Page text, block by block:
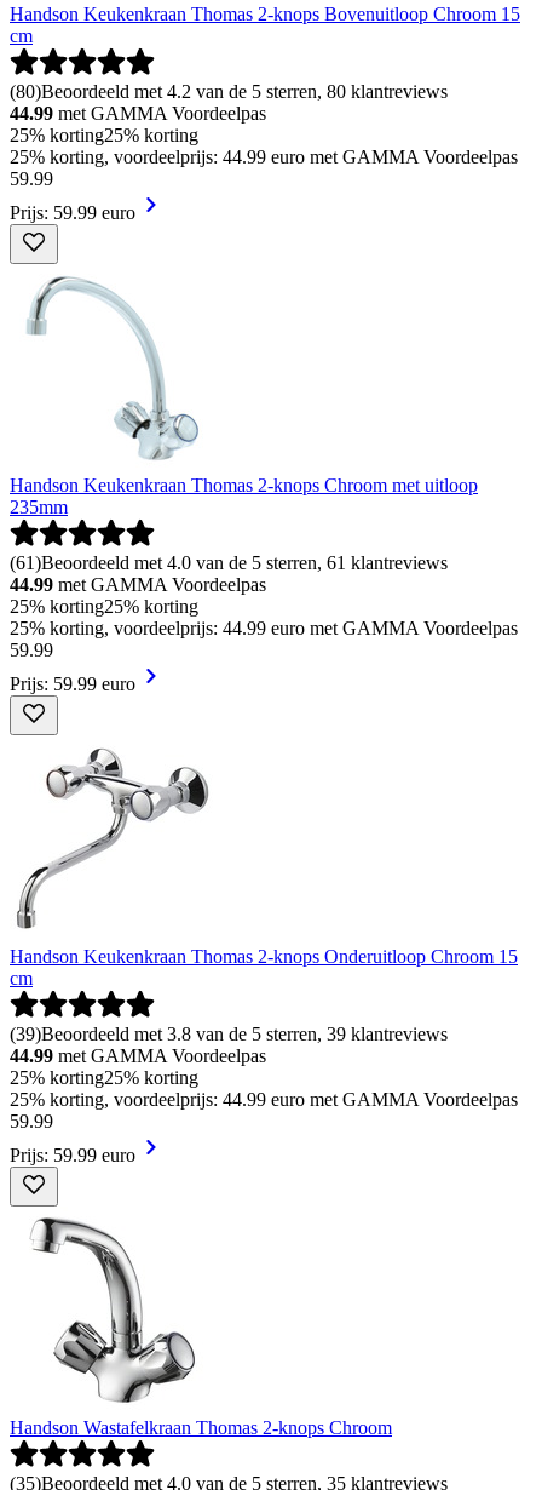
Handson Keukenkraan Thomas 2-knops Bovenuitloop Chroom 15
cm
(80)Beoordeeld met 4.2 van de 5 sterren, 80 klantreviews
44.99 met GAMMA Voordeelpas
25% korting25% korting
25% korting, voordeelprijs: 44.99 euro met GAMMA Voordeelpas
59.99
Prijs: 59.99 euro
Handson Keukenkraan Thomas 2-knops Chroom met uitloop
235mm
(61)Beoordeeld met 4.0 van de 5 sterren, 61 klantreviews
44.99 met GAMMA Voordeelpas
25% korting25% korting
25% korting, voordeelprijs: 44.99 euro met GAMMA Voordeelpas
59.99
Prijs: 59.99 euro
Handson Keukenkraan Thomas 2-knops Onderuitloop Chroom 15
cm
(39)Beoordeeld met 3.8 van de 5 sterren, 39 klantreviews
44.99 met GAMMA Voordeelpas
25% korting25% korting
25% korting, voordeelprijs: 44.99 euro met GAMMA Voordeelpas
59.99
Prijs: 59.99 euro
Handson Wastafelkraan Thomas 2-knops Chroom
(35)Beoordeeld met 4.0 van de 5 sterren, 35 klantreviews